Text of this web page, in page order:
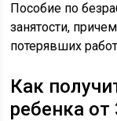
Пособие по
занятости,
потерявших
Как
ребенка от